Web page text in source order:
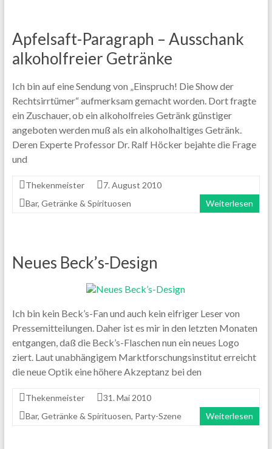
Apfelsaft-Paragraph – Ausschank
alkoholfreier Getränke
Ich bin auf eine Sendung von „Einspruch! Die Show der
Rechtsirrtümer“ aufmerksam gemacht worden. Dort fragte
ein Zuschauer, ob ein alkoholfreies Getränk günstiger
angeboten werden muß als ein alkoholhaltiges Getränk.
Deren Experte Professor Dr. Ralf Höcker bejahte die Frage
und
Thekenmeister
7. August 2010
Bar, Getränke & Spirituosen Weiterlesen
Neues Beck’s-Design
Ich bin kein Beck’s-Fan und auch kein eifriger Leser von
Pressemitteilungen. Daher ist es mir in den letzten Monaten
entgangen, daß die Beck’s-Flaschen nun ein neues Logo
ziert. Laut unabhängigem Marktforschungsinstitut erreicht
die neue Optik eine höhere Akzeptanz bei den
Thekenmeister
31. Mai 2010
Bar, Getränke & Spirituosen, Party-Szene Weiterlesen